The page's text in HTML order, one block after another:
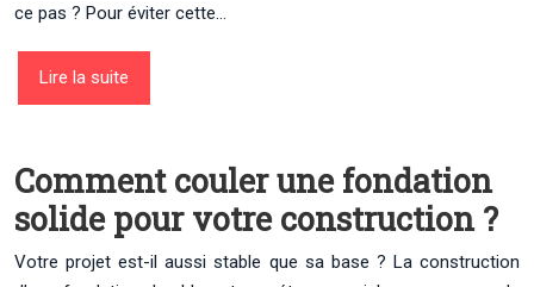
ce pas ? Pour éviter cette…
Lire la suite
Comment couler une fondation
solide pour votre construction ?
Votre projet est-il aussi stable que sa base ? La construction